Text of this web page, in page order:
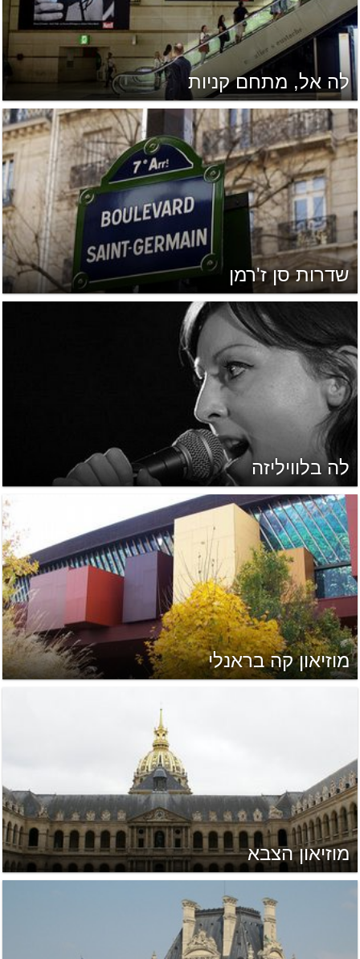
לה אל, מתחם קניות
שדרות סן ז'רמן
לה בלוויליזה
מוזיאון קה בראנלי
מוזיאון הצבא